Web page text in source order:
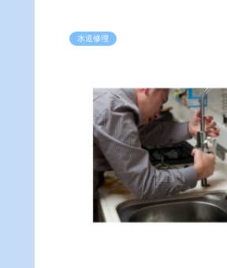
水道修理